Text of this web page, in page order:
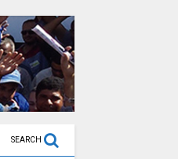
SEARCH